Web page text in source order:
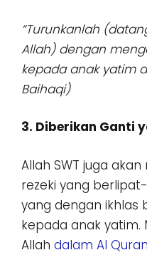
“Turunkanlah
Allah) dengan
kepada anak yatim
Baihaqi)
3. Diberikan Ganti
Allah SWT juga
rezeki yang
yang dengan ikhlas
kepada anak yatim.
Allah dalam Al Quran